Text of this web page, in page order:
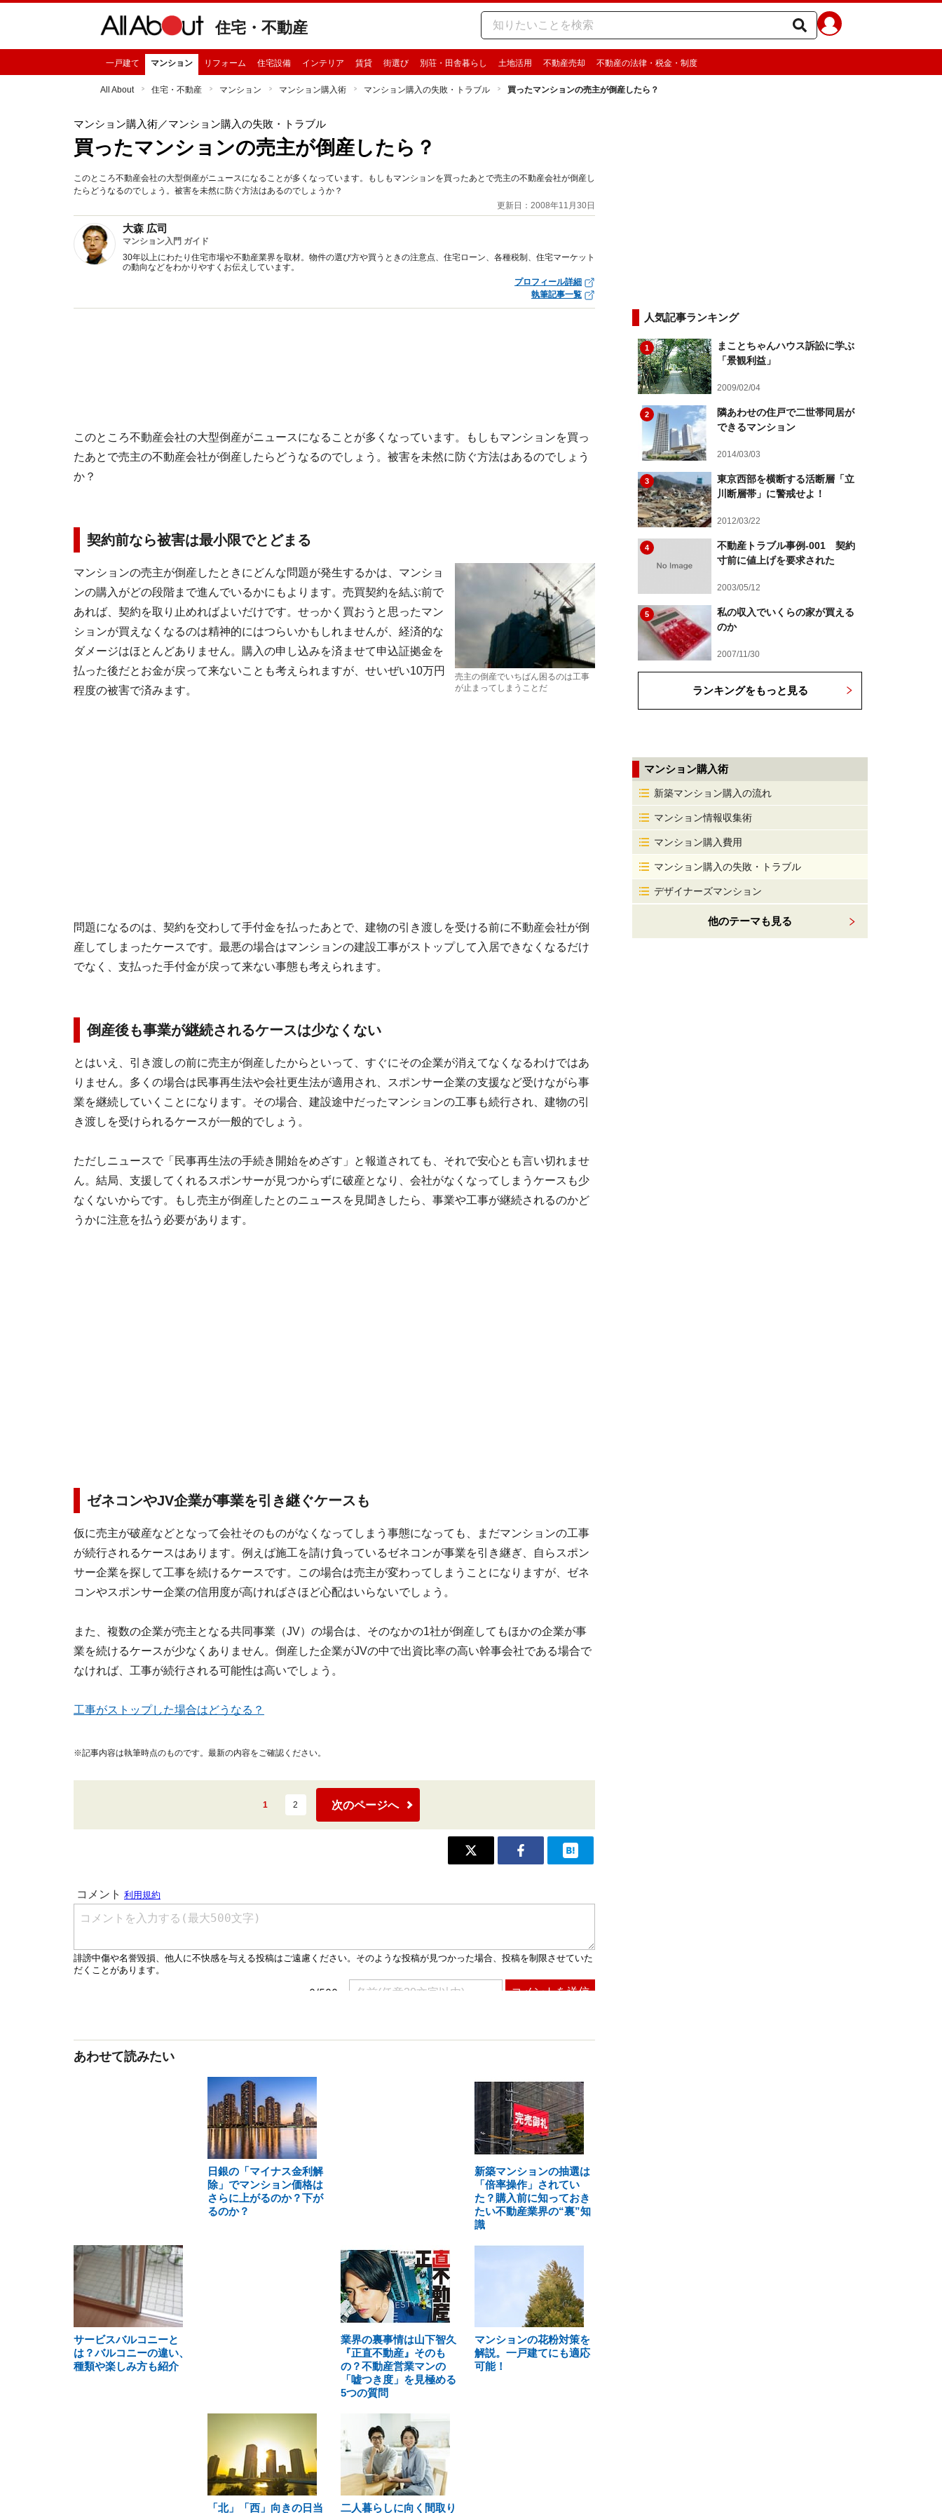
住宅・不動産
一戸建て マンション リフォーム 住宅設備 インテリア 賃貸 街選び 別荘・田舎暮らし 土地活用 不動産売却 不動産の法律・税金・制度
All About 住宅・不動産 マンション マンション購入術 マンション購入の失敗・トラブル 買ったマンションの売主が倒産したら？
マンション購入術／マンション購入の失敗・トラブル
買ったマンションの売主が倒産したら？
このところ不動産会社の大型倒産がニュースになることが多くなっています。もしもマンションを買ったあとで売主の不動産会社が倒産し
たらどうなるのでしょう。被害を未然に防ぐ方法はあるのでしょうか？
更新日：2008年11月30日
大森 広司
マンション入門 ガイド
30年以上にわたり住宅市場や不動産業界を取材。物件の選び方や買うときの注意点、住宅ローン、各種税制、住宅マーケット
の動向などをわかりやすくお伝えしています。
プロフィール詳細
執筆記事一覧
このところ不動産会社の大型倒産がニュースになることが多くなっています。もしもマンションを買っ
たあとで売主の不動産会社が倒産したらどうなるのでしょう。被害を未然に防ぐ方法はあるのでしょう
か？
契約前なら被害は最小限でとどまる
売主の倒産でいちばん困るのは工事
が止まってしまうことだ
マンションの売主が倒産したときにどんな問題が発生するかは、マンショ
ンの購入がどの段階まで進んでいるかにもよります。売買契約を結ぶ前で
あれば、契約を取り止めればよいだけです。せっかく買おうと思ったマン
ションが買えなくなるのは精神的にはつらいかもしれませんが、経済的な
ダメージはほとんどありません。購入の申し込みを済ませて申込証拠金を
払った後だとお金が戻って来ないことも考えられますが、せいぜい10万円
程度の被害で済みます。
問題になるのは、契約を交わして手付金を払ったあとで、建物の引き渡しを受ける前に不動産会社が倒
産してしまったケースです。最悪の場合はマンションの建設工事がストップして入居できなくなるだけ
でなく、支払った手付金が戻って来ない事態も考えられます。
倒産後も事業が継続されるケースは少なくない
とはいえ、引き渡しの前に売主が倒産したからといって、すぐにその企業が消えてなくなるわけではあ
りません。多くの場合は民事再生法や会社更生法が適用され、スポンサー企業の支援など受けながら事
業を継続していくことになります。その場合、建設途中だったマンションの工事も続行され、建物の引
き渡しを受けられるケースが一般的でしょう。
ただしニュースで「民事再生法の手続き開始をめざす」と報道されても、それで安心とも言い切れませ
ん。結局、支援してくれるスポンサーが見つからずに破産となり、会社がなくなってしまうケースも少
なくないからです。もし売主が倒産したとのニュースを見聞きしたら、事業や工事が継続されるのかど
うかに注意を払う必要があります。
ゼネコンやJV企業が事業を引き継ぐケースも
仮に売主が破産などとなって会社そのものがなくなってしまう事態になっても、まだマンションの工事
が続行されるケースはあります。例えば施工を請け負っているゼネコンが事業を引き継ぎ、自らスポン
サー企業を探して工事を続けるケースです。この場合は売主が変わってしまうことになりますが、ゼネ
コンやスポンサー企業の信用度が高ければさほど心配はいらないでしょう。
また、複数の企業が売主となる共同事業（JV）の場合は、そのなかの1社が倒産してもほかの企業が事
業を続けるケースが少なくありません。倒産した企業がJVの中で出資比率の高い幹事会社である場合で
なければ、工事が続行される可能性は高いでしょう。
工事がストップした場合はどうなる？
※記事内容は執筆時点のものです。最新の内容をご確認ください。
1 2 次のページへ
あわせて読みたい
日銀の「マイナス金利解
除」でマンション価格は
さらに上がるのか？下が
るのか？
新築マンションの抽選は
「倍率操作」されてい
た？購入前に知っておき
たい不動産業界の“裏”知
識
サービスバルコニーと
は？バルコニーの違い、
種類や楽しみ方も紹介
業界の裏事情は山下智久
『正直不動産』そのも
の？不動産営業マンの
「嘘つき度」を見極める
5つの質問
マンションの花粉対策を
解説。一戸建てにも適応
可能！
「北」「西」向きの日当 二人暮らしに向く間取り
人気記事ランキング
1
まことちゃんハウス訴訟に学ぶ
「景観利益」
2009/02/04
2
隣あわせの住戸で二世帯同居が
できるマンション
2014/03/03
3
東京西部を横断する活断層「立
川断層帯」に警戒せよ！
2012/03/22
4
不動産トラブル事例-001 契約
寸前に値上げを要求された
2003/05/12
5
私の収入でいくらの家が買える
のか
2007/11/30
ランキングをもっと見る
マンション購入術
新築マンション購入の流れ
マンション情報収集術
マンション購入費用
マンション購入の失敗・トラブル
デザイナーズマンション
他のテーマも見る